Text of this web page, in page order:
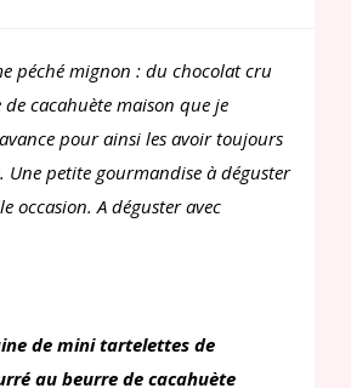
péché mignon : du chocolat cru
cacahuète maison que je
pour ainsi les avoir toujours
Une petite gourmandise à déguster
occasion. A déguster avec
de mini tartelettes de
au beurre de cacahuète